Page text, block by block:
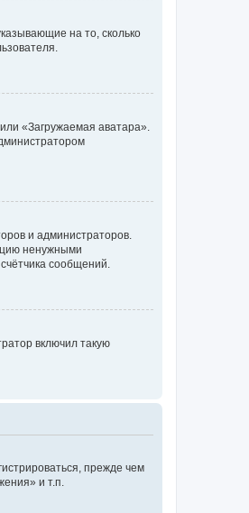
на то, сколько
«Загружаемая аватара».
и администраторов.
ненужными
сообщений.
включил такую
прежде чем
и т.п.